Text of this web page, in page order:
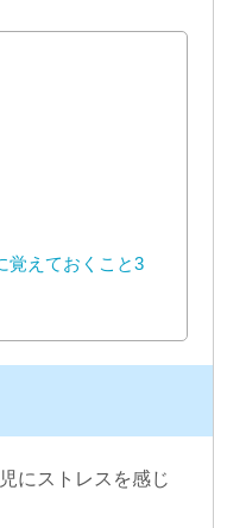
覚えておくこと3
にストレスを感じ